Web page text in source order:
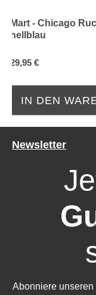
Durchschnittliche
Mart - Chicago
hellblau
29,95 €
IN DEN
Newsletter
Abonniere